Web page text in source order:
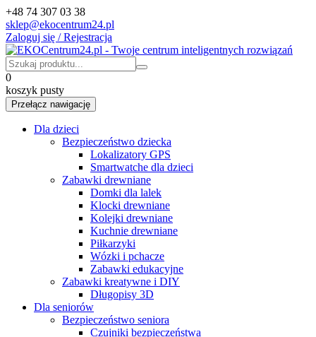
+48 74 307 03 38
sklep@ekocentrum24.pl
Zaloguj się / Rejestracja
0
koszyk pusty
Przełącz nawigację
Dla dzieci
Bezpieczeństwo dziecka
Lokalizatory GPS
Smartwatche dla dzieci
Zabawki drewniane
Domki dla lalek
Klocki drewniane
Kolejki drewniane
Kuchnie drewniane
Piłkarzyki
Wózki i pchacze
Zabawki edukacyjne
Zabawki kreatywne i DIY
Długopisy 3D
Dla seniorów
Bezpieczeństwo seniora
Czujniki bezpieczeństwa